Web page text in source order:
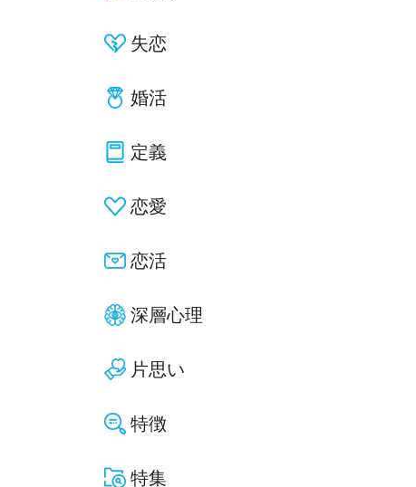
失恋
婚活
定義
恋愛
恋活
深層心理
片思い
特徴
特集